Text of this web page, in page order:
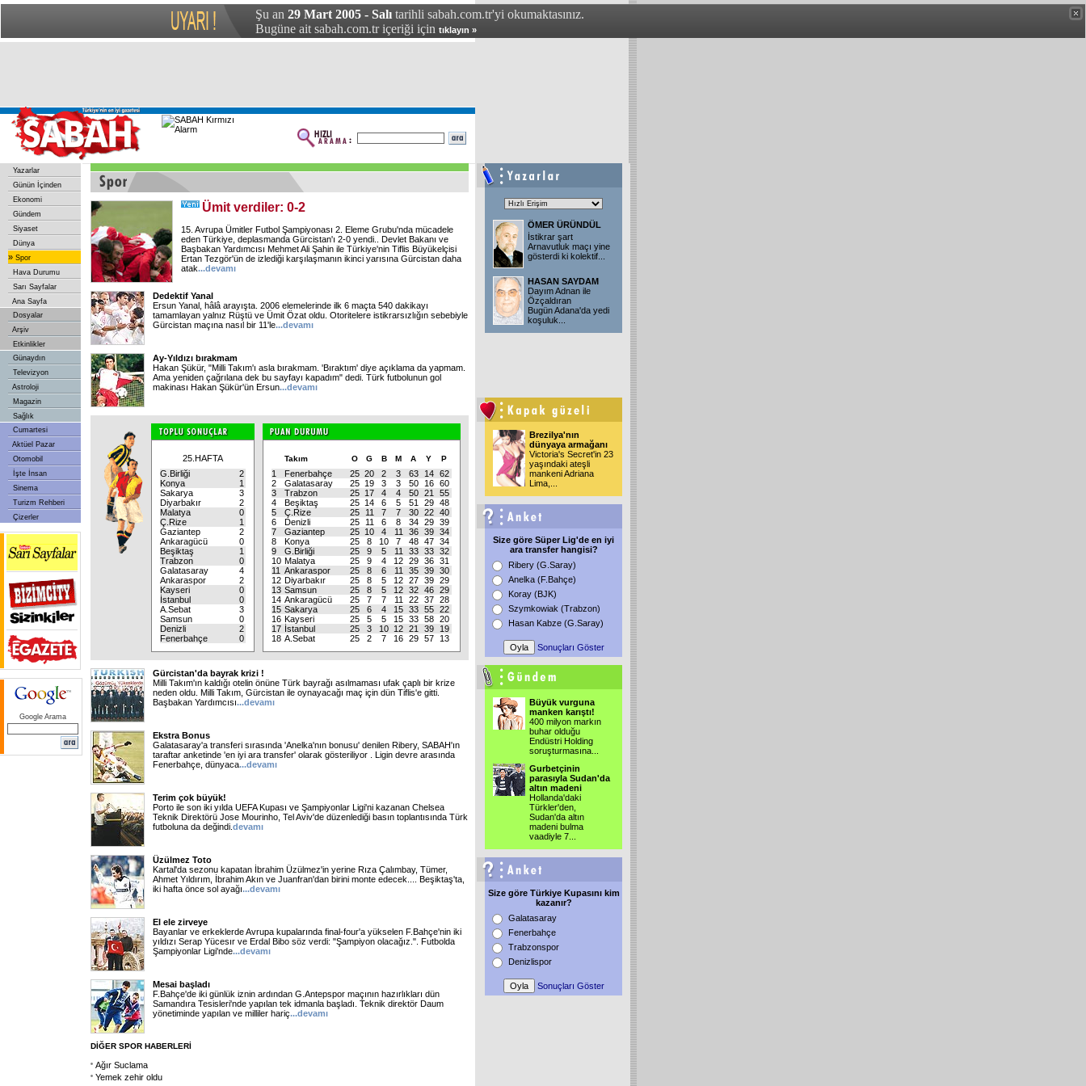
Şu an 29 Mart 2005 - Salı tarihli sabah.com.tr'yi okumaktasınız.
Bugüne ait sabah.com.tr içeriği için tıklayın »
Yazarlar
Günün İçinden
Ekonomi
Gündem
Siyaset
Dünya
» Spor
Hava Durumu
Sarı Sayfalar
Ana Sayfa
Dosyalar
Arşiv
Etkinlikler
Günaydın
Televizyon
Astroloji
Magazin
Sağlık
Cumartesi
Aktüel Pazar
Otomobil
İşte İnsan
Sinema
Turizm Rehberi
Çizerler
Google Arama
Ümit verdiler: 0-2
15. Avrupa Ümitler Futbol Şampiyonası 2. Eleme Grubu'nda mücadele
eden Türkiye, deplasmanda Gürcistan'ı 2-0 yendi.. Devlet Bakanı ve
Başbakan Yardımcısı Mehmet Ali Şahin ile Türkiye'nin Tiflis Büyükelçisi
Ertan Tezgör'ün de izlediği karşılaşmanın ikinci yarısına Gürcistan daha
atak...devamı
Dedektif Yanal
Ersun Yanal, hâlâ arayışta. 2006 elemelerinde ilk 6 maçta 540 dakikayı
tamamlayan yalnız Rüştü ve Ümit Özat oldu. Otoritelere istikrarsızlığın sebebiyle
Gürcistan maçına nasıl bir 11'le...devamı
Ay-Yıldızı bırakmam
Hakan Şükür, "Milli Takım'ı asla bırakmam. 'Bıraktım' diye açıklama da yapmam.
Ama yeniden çağrılana dek bu sayfayı kapadım" dedi. Türk futbolunun gol
makinası Hakan Şükür'ün Ersun...devamı
25.HAFTA
G.Birliği
2
Konya
1
Sakarya
3
Diyarbakır
2
Malatya
0
Ç.Rize
1
Gaziantep
2
Ankaragücü
0
Beşiktaş
1
Trabzon
0
Galatasaray
4
Ankaraspor
2
Kayseri
0
İstanbul
0
A.Sebat
3
Samsun
0
Denizli
2
Fenerbahçe
0
Takım O G B M A Y P
1 Fenerbahçe 25 20 2 3 63 14
62
2
Galatasaray 25 19 3 3 50 16
60
3
Trabzon 25 17 4 4 50 21
55
4
Beşiktaş 25 14 6 5 51 29
48
5
Ç.Rize 25 11 7 7 30 22
40
6
Denizli 25 11 6 8 34 29
39
7
Gaziantep 25 10 4 11 36 39
34
8
Konya 25 8 10 7 48 47
34
9
G.Birliği 25 9 5 11 33 33
32
10 Malatya 25 9 4 12 29 36
31
11 Ankaraspor 25 8 6 11 35 39
30
12 Diyarbakır 25 8 5 12 27 39
29
13 Samsun 25 8 5 12 32 46
29
14 Ankaragücü 25 7 7 11 22 37
28
15 Sakarya 25 6 4 15 33 55
22
16 Kayseri 25 5 5 15 33 58
20
17 İstanbul 25 3 10 12 21 39
19
18 A.Sebat 25 2 7 16 29 57 13
Gürcistan'da bayrak krizi !
Milli Takım'ın kaldığı otelin önüne Türk bayrağı asılmaması ufak çaplı bir krize
neden oldu. Milli Takım, Gürcistan ile oynayacağı maç için dün Tiflis'e gitti.
Başbakan Yardımcısı...devamı
Ekstra Bonus
Galatasaray'a transferi sırasında 'Anelka'nın bonusu' denilen Ribery, SABAH'ın
taraftar anketinde 'en iyi ara transfer' olarak gösteriliyor . Ligin devre arasında
Fenerbahçe, dünyaca...devamı
Terim çok büyük!
Porto ile son iki yılda UEFA Kupası ve Şampiyonlar Ligi'ni kazanan Chelsea
Teknik Direktörü Jose Mourinho, Tel Aviv'de düzenlediği basın toplantısında Türk
futboluna da değindi. devamı
Üzülmez Toto
Kartal'da sezonu kapatan İbrahim Üzülmez'in yerine Rıza Çalımbay, Tümer,
Ahmet Yıldırım, İbrahim Akın ve Juanfran'dan birini monte edecek.... Beşiktaş'ta,
iki hafta önce sol ayağı...devamı
El ele zirveye
Bayanlar ve erkeklerde Avrupa kupalarında final-four'a yükselen F.Bahçe'nin iki
yıldızı Serap Yücesır ve Erdal Bibo söz verdi: "Şampiyon olacağız.". Futbolda
Şampiyonlar Ligi'nde...devamı
Mesai başladı
F.Bahçe'de iki günlük iznin ardından G.Antepspor maçının hazırlıkları dün
Samandıra Tesisleri'nde yapılan tek idmanla başladı. Teknik direktör Daum
yönetiminde yapılan ve milliler hariç...devamı
DİĞER SPOR HABERLERİ
Ağır Suclama
Yemek zehir oldu
ÖMER ÜRÜNDÜL
İstikrar şart
Arnavutluk maçı yine
gösterdi ki kolektif...
HASAN SAYDAM
Dayım Adnan ile
Özçaldıran
Bugün Adana'da yedi
koşuluk...
Brezilya'nın
dünyaya armağanı
Victoria's Secret'in 23
yaşındaki ateşli
mankeni Adriana
Lima,...
Size göre Süper Lig'de en iyi
ara transfer hangisi?
Ribery (G.Saray)
Anelka (F.Bahçe)
Koray (BJK)
Szymkowiak (Trabzon)
Hasan Kabze (G.Saray)
Sonuçları Göster
Büyük vurguna
manken karıştı!
400 milyon markın
buhar olduğu
Endüstri Holding
soruşturmasına...
Gurbetçinin
parasıyla Sudan'da
altın madeni
Hollanda'daki
Türkler'den,
Sudan'da altın
madeni bulma
vaadiyle 7...
Size göre Türkiye Kupasını kim
kazanır?
Galatasaray
Fenerbahçe
Trabzonspor
Denizlispor
Sonuçları Göster